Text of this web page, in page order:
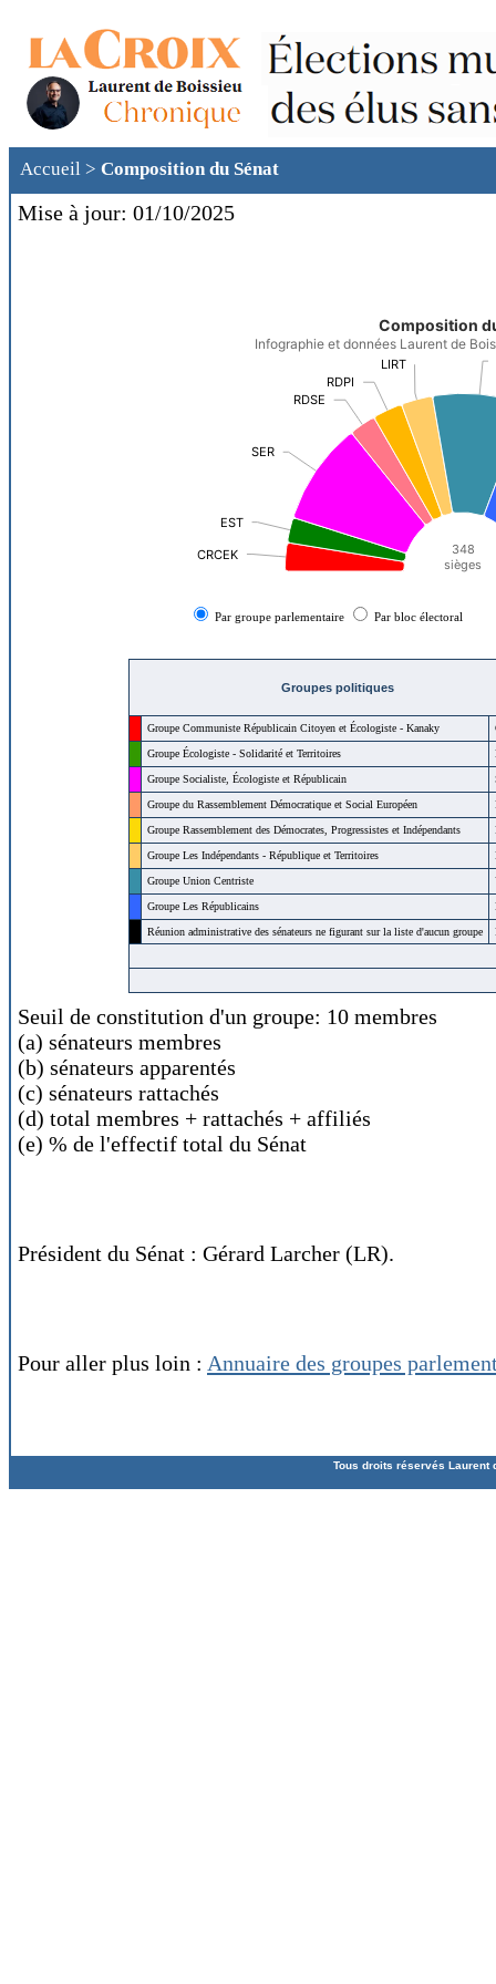
Accueil > Composition du Sénat
Mise à jour: 01/10/2025
Groupes politiques
Groupe Communiste Républicain Citoyen et Écologiste - Kanaky
Groupe Écologiste - Solidarité et Territoires
Groupe Socialiste, Écologiste et Républicain
Groupe du Rassemblement Démocratique et Social Européen
Groupe Rassemblement des Démocrates, Progressistes et Indépendants
Groupe Les Indépendants - République et Territoires
Groupe Union Centriste
Groupe Les Républicains
Réunion administrative des sénateurs ne figurant sur la liste d'aucun groupe
Seuil de constitution d'un groupe: 10 membres
(a) sénateurs membres
(b) sénateurs apparentés
(c) sénateurs rattachés
(d) total membres + rattachés + affiliés
(e) % de l'effectif total du Sénat
Président du Sénat : Gérard Larcher (LR).
Pour aller plus loin : Annuaire des groupes
Tous droits réservés Laurent